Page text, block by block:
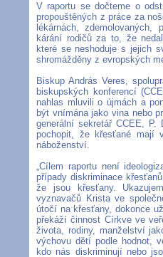
V raportu se dočteme o
propouštěných z práce za
lékárnách, zdemolovaných,
kárání rodičů za to, že
které se neshoduje s jejich
shromážděny z evropských
Biskup András Veres,
biskupských konferencí
nahlas mluvili o újmách a
být vnímána jako vina nebo
generální sekretář CCEE,
pochopit, že křesťané mají
náboženství.
„Cílem raportu není
případy diskriminace
že jsou křesťany.
vyznavačů Krista ve
útočí na křesťany, dokonce
překáží činnost Církve ve
života, rodiny, manželství
výchovu dětí podle hodnot,
kdo nás diskriminují nebo